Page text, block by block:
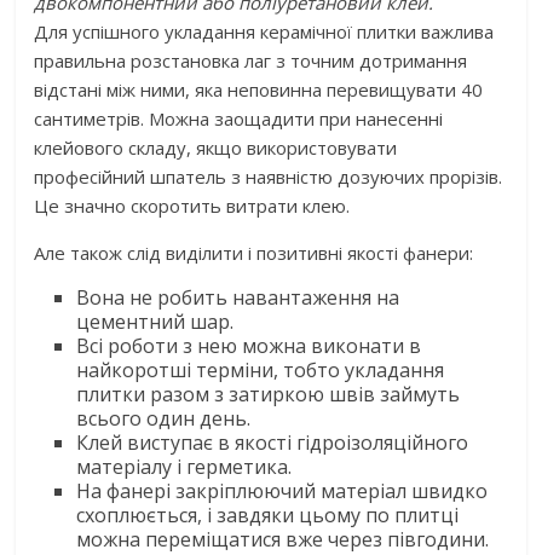
Для успішного укладання керамічної плитки важлива
правильна розстановка лаг з точним дотримання
відстані між ними, яка неповинна перевищувати 40
сантиметрів. Можна заощадити при нанесенні
клейового складу, якщо використовувати
професійний шпатель з наявністю дозуючих прорізів.
Це значно скоротить витрати клею.
Але також слід виділити і позитивні якості фанери:
Вона не робить навантаження на
цементний шар.
Всі роботи з нею можна виконати в
найкоротші терміни, тобто укладання
плитки разом з затиркою швів займуть
всього один день.
Клей виступає в якості гідроізоляційного
матеріалу і герметика.
На фанері закріплюючий матеріал швидко
схоплюється, і завдяки цьому по плитці
можна переміщатися вже через півгодини.